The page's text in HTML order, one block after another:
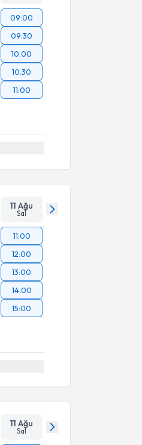
09:00
09:30
10:00
10:30
11:00
11 Ağu
Sal
11:00
12:00
13:00
14:00
15:00
11 Ağu
Sal